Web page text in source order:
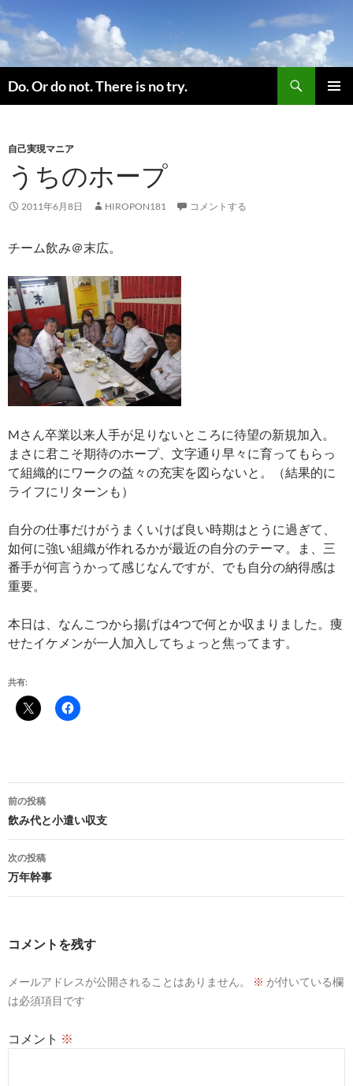
コ
ン
テ
ン
ツ
へ
Do. Or do not. There is no try.
索
自己実現マニア
うちのホープ
2011年6月8日 HIROPON181 コメントする
チーム飲み＠末広。
Mさん卒業以来人手が足りないところに待望の新規加入。
まさに君こそ期待のホープ、文字通り早々に育ってもらっ
て組織的にワークの益々の充実を図らないと。（結果的に
ライフにリターンも）
自分の仕事だけがうまくいけば良い時期はとうに過ぎて、
如何に強い組織が作れるかが最近の自分のテーマ。ま、三
番手が何言うかって感じなんですが、でも自分の納得感は
重要。
本日は、なんこつから揚げは4つで何とか収まりました。痩
せたイケメンが一人加入してちょっと焦ってます。
共有:
投
稿
ナ
ビ
ゲ
ョ
前の投稿
飲み代と小遣い収支
次の投稿
万年幹事
コメントを残す
メールアドレスが公開されることはありません。 ※ が付いている欄
は必須項目です
コメント ※